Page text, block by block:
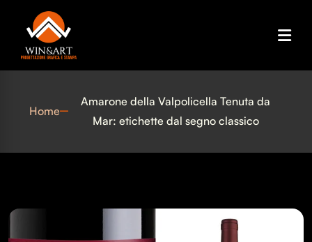
Home
Amarone della Valpolicella Tenuta da
Mar: etichette dal segno classico